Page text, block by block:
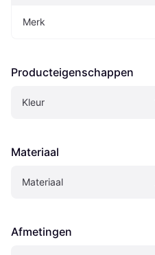
Merk
Producteigenschappen
Kleur
Materiaal
Materiaal
Afmetingen